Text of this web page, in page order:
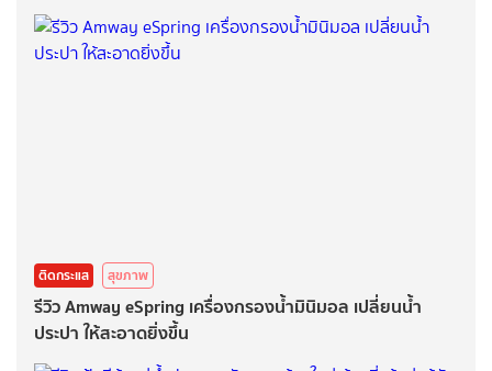
ติดกระแส สุขภาพ
รีวิว Amway eSpring เครื่องกรองน้ำมินิมอล เปลี่ยนน้ำ
ประปา ให้สะอาดยิ่งขึ้น